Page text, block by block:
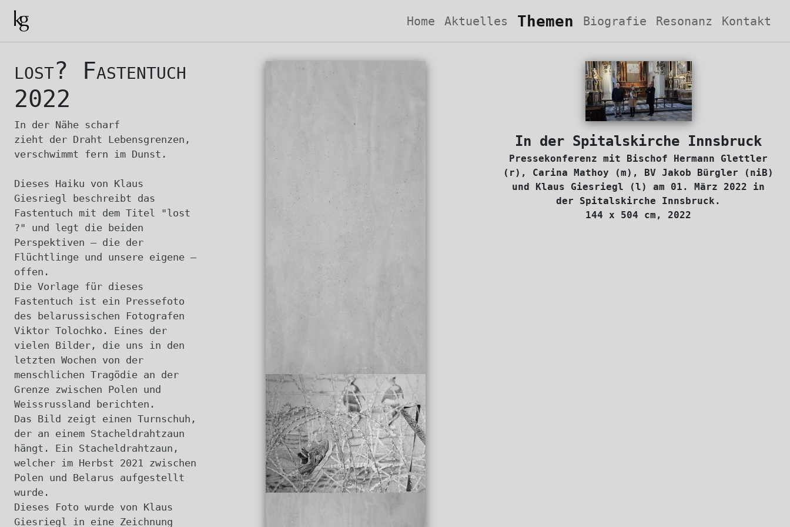
Home Aktuelles Themen Biografie Resonanz Kontakt
lost? Fastentuch
2022
In der Nähe scharf
zieht der Draht Lebensgrenzen,
verschwimmt fern im Dunst.
Dieses Haiku von Klaus
Giesriegl beschreibt das
Fastentuch mit dem Titel "lost
?" und legt die beiden
Perspektiven – die der
Flüchtlinge und unsere eigene –
offen.
Die Vorlage für dieses
Fastentuch ist ein Pressefoto
des belarussischen Fotografen
Viktor Tolochko. Eines der
vielen Bilder, die uns in den
letzten Wochen von der
menschlichen Tragödie an der
Grenze zwischen Polen und
Weissrussland berichten.
Das Bild zeigt einen Turnschuh,
der an einem Stacheldrahtzaun
hängt. Ein Stacheldrahtzaun,
welcher im Herbst 2021 zwischen
Polen und Belarus aufgestellt
wurde.
Dieses Foto wurde von Klaus
Giesriegl in eine Zeichnung
In der Spitalskirche Innsbruck
Pressekonferenz mit Bischof Hermann Glettler
(r), Carina Mathoy (m), BV Jakob Bürgler (niB)
und Klaus Giesriegl (l) am 01. März 2022 in
der Spitalskirche Innsbruck.
144 x 504 cm, 2022